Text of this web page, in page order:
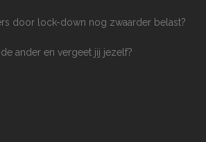
door lock-down nog zwaarder belast?
ander en vergeet jij jezelf?